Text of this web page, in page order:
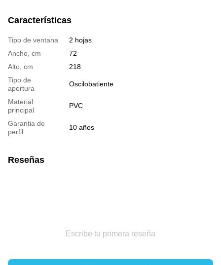
Características
Tipo de ventana
2 hojas
Ancho, cm
72
Alto, cm
218
Tipo de
apertura
Oscilobatiente
Material
principal
PVC
Garantia de
perfil
10 años
Reseñas
Escribe tu primera reseña